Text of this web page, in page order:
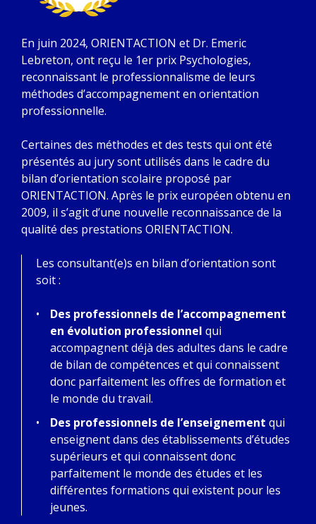
En juin 2024, ORIENTACTION et Dr. Emeric
Lebreton, ont reçu le 1er prix Psychologies,
reconnaissant le professionnalisme de leurs
méthodes d’accompagnement en orientation
professionnelle.
Certaines des méthodes et des tests qui ont été
présentés au jury sont utilisés dans le cadre du
bilan d’orientation scolaire proposé par
ORIENTACTION. Après le prix européen obtenu en
2009, il s’agit d’une nouvelle reconnaissance de la
qualité des prestations ORIENTACTION.
Les consultant(e)s en bilan d’orientation sont
soit :
Des professionnels de l’accompagnement
en évolution professionnel qui
accompagnent déjà des adultes dans le cadre
de bilan de compétences et qui connaissent
donc parfaitement les offres de formation et
le monde du travail.
Des professionnels de l’enseignement qui
enseignent dans des établissements d’études
supérieurs et qui connaissent donc
parfaitement le monde des études et les
différentes formations qui existent pour les
jeunes.